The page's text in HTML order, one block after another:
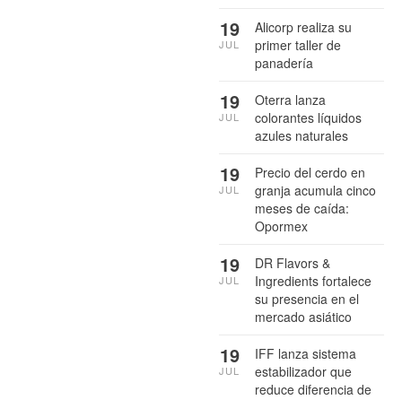
Alicorp realiza su
primer taller de
panadería
19
JUL
Oterra lanza
colorantes líquidos
azules naturales
19
JUL
Precio del cerdo en
granja acumula cinco
meses de caída:
Opormex
19
JUL
DR Flavors &
Ingredients fortalece
su presencia en el
mercado asiático
19
JUL
IFF lanza sistema
estabilizador que
reduce diferencia de
19
JUL